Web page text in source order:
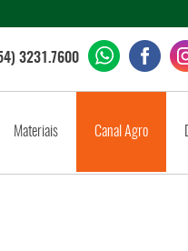
3231.7600
Materiais Canal Agro